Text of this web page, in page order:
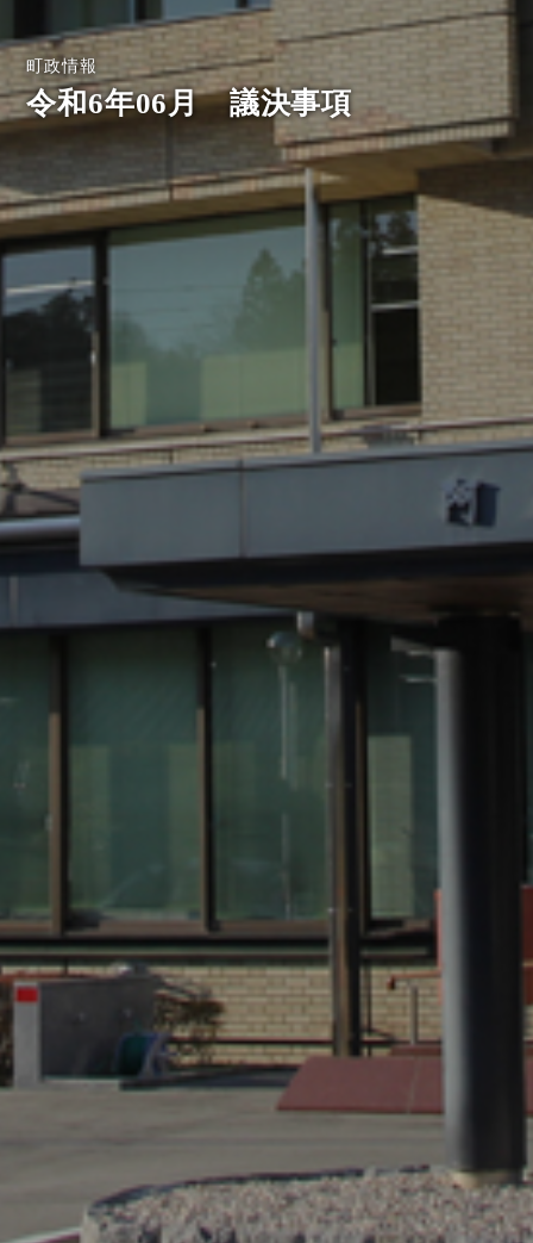
町政情報
令和6年06月 議決事項